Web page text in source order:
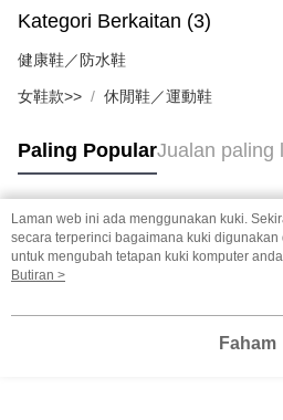
Kategori Berkaitan (3)
健康鞋／防水鞋
女鞋款>> 休閒鞋／運動鞋
Paling PopularJualan paling
Tag Popular
Laman web ini ada menggunakan kuki.
secara terperinci bagaimana kuki
untuk mengubah tetapan kuki komputer
menggunakan kuki di komputer anda, sila
mengetahui secara terperinci bagaimana
mahu menggunakan kuki di komputer anda,
Butiran >
Faham